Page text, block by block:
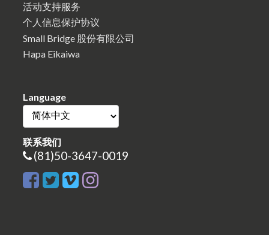
活动支持服务
个人信息保护协议
Small Bridge 股份有限公司
Hapa Eikaiwa
Language
联系我们
(81)50-3647-0019